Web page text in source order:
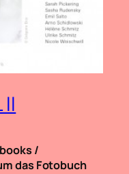
/
das Fotobuch